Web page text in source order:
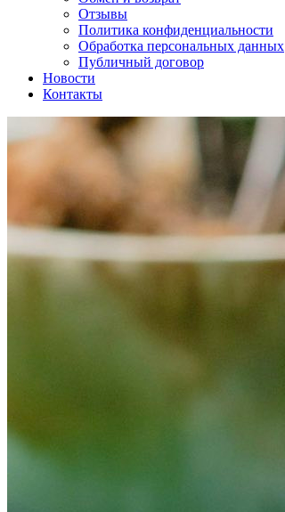
Отзывы
Политика конфиденциальности
Обработка персональных данных
Публичный договор
Новости
Контакты